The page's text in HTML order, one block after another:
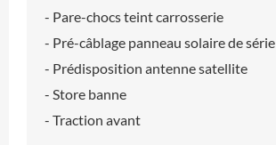
- Pare-chocs teint carrosserie
- Pré-câblage panneau solaire de série
- Prédisposition antenne satellite
- Store banne
- Traction avant